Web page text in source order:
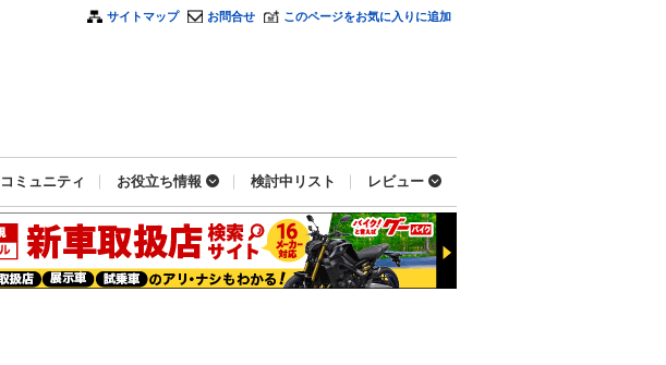
サイトマップ お問合せ このページをお気に入りに追加
コミュニティ お役立ち情報 検討中リスト レビュー